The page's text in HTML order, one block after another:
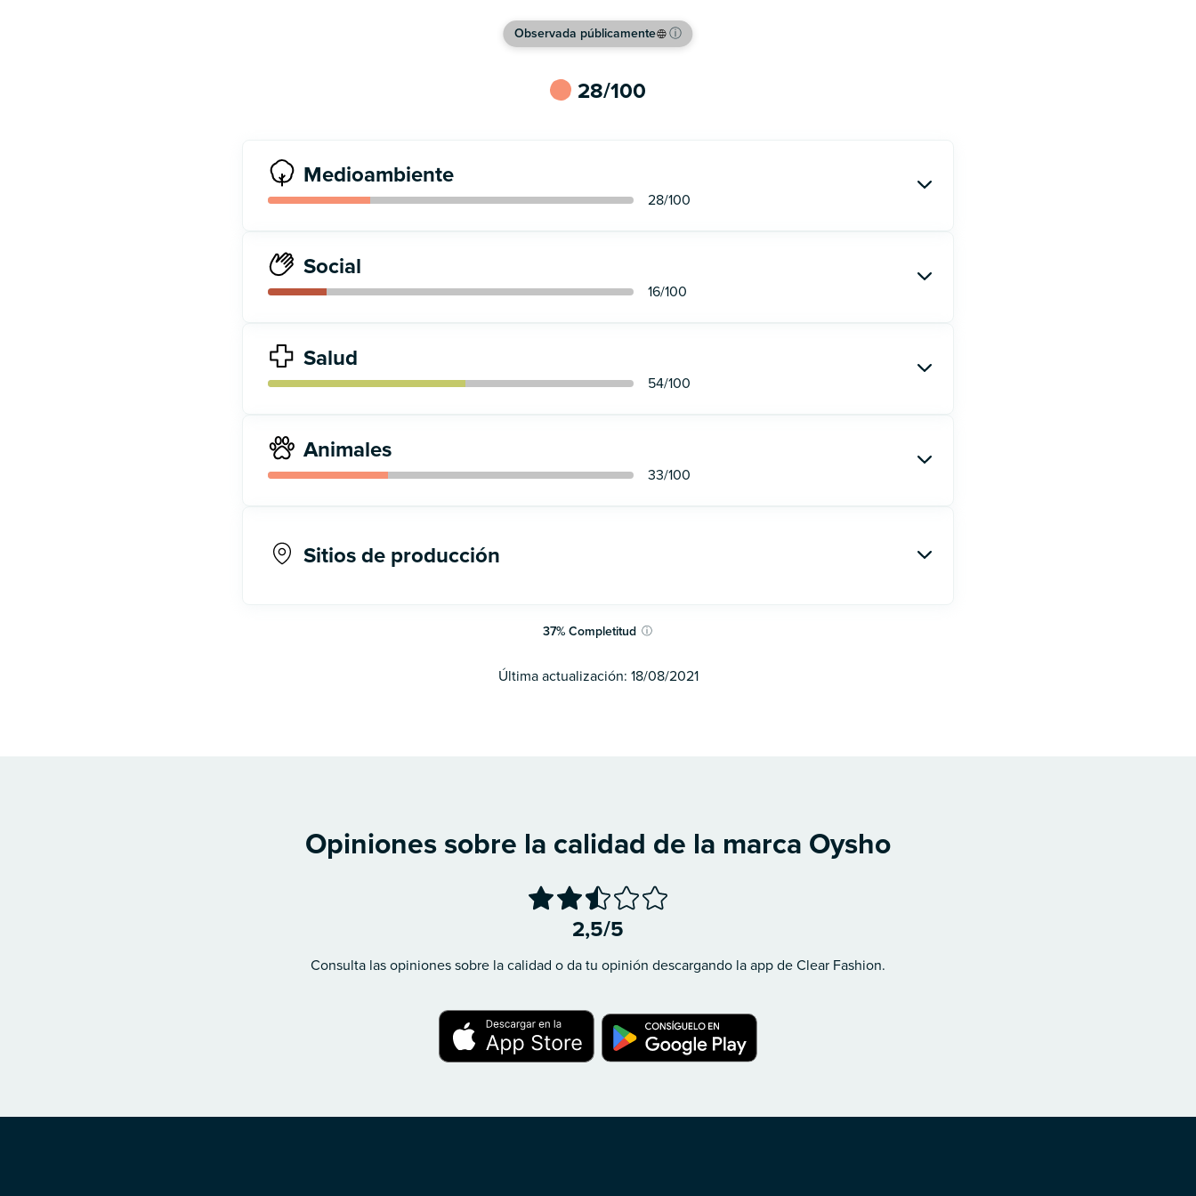
Observada públicamente ⓘ
28/100
Medioambiente
28/100
Social
16/100
Salud
54/100
Animales
33/100
Sitios de producción
37%Completitud ⓘ
Última actualización: 18/08/2021
Opiniones sobre la calidad de la marca Oysho
2,5/5
Consulta las opiniones sobre la calidad o da tu opinión descargando la app de Clear Fashion.